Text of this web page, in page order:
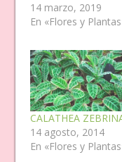
14 marzo, 2019
En «Flores y
CALATHEA
14 agosto, 2014
En «Flores y